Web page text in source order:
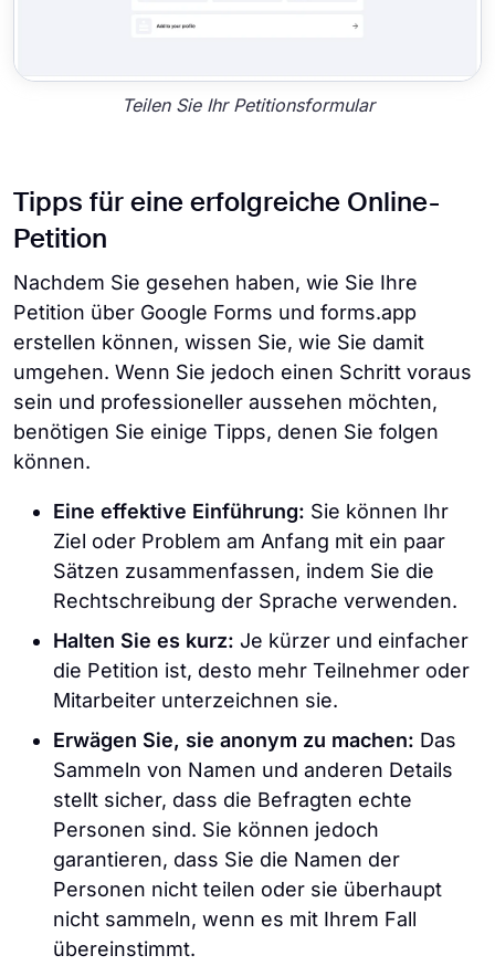
Teilen Sie Ihr Petitionsformular
Tipps für eine erfolgreiche Online-
Petition
Nachdem Sie gesehen haben, wie Sie Ihre
Petition über Google Forms und forms.app
erstellen können, wissen Sie, wie Sie damit
umgehen. Wenn Sie jedoch einen Schritt voraus
sein und professioneller aussehen möchten,
benötigen Sie einige Tipps, denen Sie folgen
können.
Eine effektive Einführung: Sie können Ihr
Ziel oder Problem am Anfang mit ein paar
Sätzen zusammenfassen, indem Sie die
Rechtschreibung der Sprache verwenden.
Halten Sie es kurz: Je kürzer und einfacher
die Petition ist, desto mehr Teilnehmer oder
Mitarbeiter unterzeichnen sie.
Erwägen Sie, sie anonym zu machen: Das
Sammeln von Namen und anderen Details
stellt sicher, dass die Befragten echte
Personen sind. Sie können jedoch
garantieren, dass Sie die Namen der
Personen nicht teilen oder sie überhaupt
nicht sammeln, wenn es mit Ihrem Fall
übereinstimmt.